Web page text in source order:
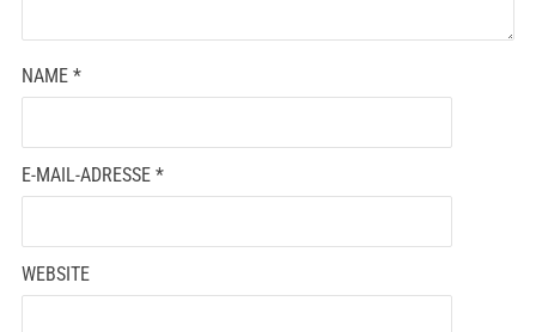
NAME *
E-MAIL-ADRESSE *
WEBSITE